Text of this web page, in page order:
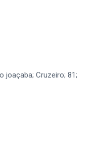
joaçaba; Cruzeiro; 81;